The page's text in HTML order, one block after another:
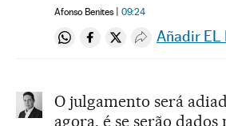
Afonso Benites 09:24
Compartir en Whatsapp
Compartir en Facebook
Compartir en
Desplegar
Añadir EL
O julgamento será
agora, é se serão